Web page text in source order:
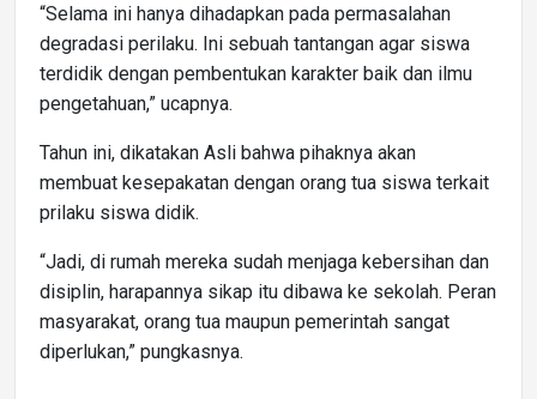
“Selama ini hanya dihadapkan pada permasalahan
degradasi perilaku. Ini sebuah tantangan agar siswa
terdidik dengan pembentukan karakter baik dan ilmu
pengetahuan,” ucapnya.
Tahun ini, dikatakan Asli bahwa pihaknya akan
membuat kesepakatan dengan orang tua siswa terkait
prilaku siswa didik.
“Jadi, di rumah mereka sudah menjaga kebersihan dan
disiplin, harapannya sikap itu dibawa ke sekolah. Peran
masyarakat, orang tua maupun pemerintah sangat
diperlukan,” pungkasnya.